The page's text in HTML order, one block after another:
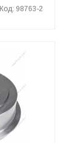
Код: 98763-2